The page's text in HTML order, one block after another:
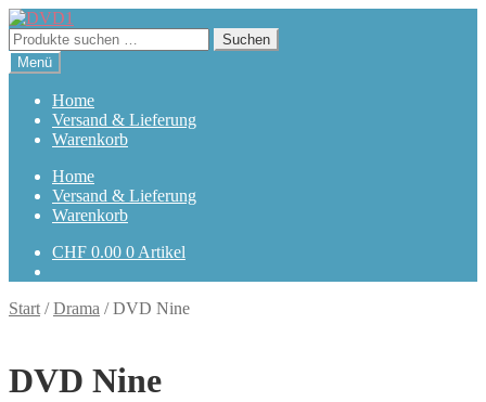
Zur
Navigation
springen
Zum
Inhalt
springen
Suchen
nach:
Suchen
Menü
Home
Versand & Lieferung
Warenkorb
Home
Versand & Lieferung
Warenkorb
CHF 0.00 0 Artikel
Start /Drama /DVD Nine
DVD Nine